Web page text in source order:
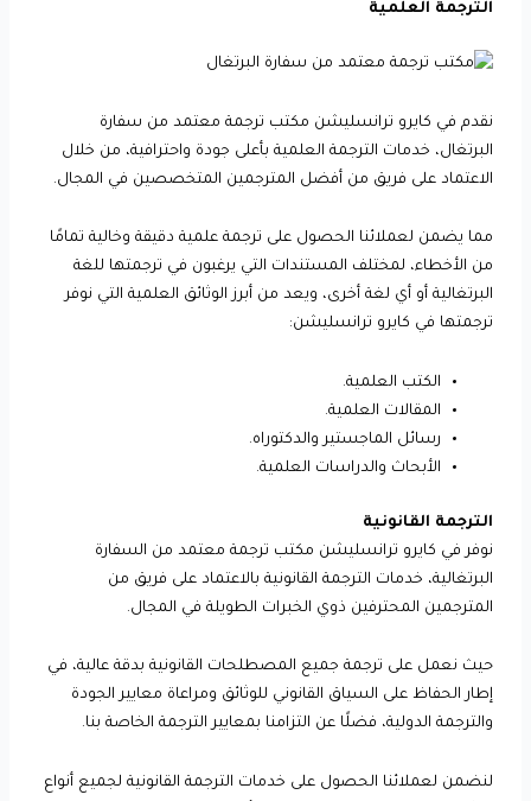
الترجمة العلمية
نقدم في كايرو ترانسليشن مكتب ترجمة معتمد من سفارة
البرتغال، خدمات الترجمة العلمية بأعلى جودة واحترافية، من خلال
الاعتماد على فريق من أفضل المترجمين المتخصصين في المجال.
مما يضمن لعملائنا الحصول على ترجمة علمية دقيقة وخالية تمامًا
من الأخطاء، لمختلف المستندات التي يرغبون في ترجمتها للغة
البرتغالية أو أي لغة أخرى، ويعد من أبرز الوثائق العلمية التي نوفر
ترجمتها في كايرو ترانسليشن:
الكتب العلمية.
المقالات العلمية.
رسائل الماجستير والدكتوراه.
الأبحاث والدراسات العلمية.
الترجمة القانونية
نوفر في كايرو ترانسليشن مكتب ترجمة معتمد من السفارة
البرتغالية، خدمات الترجمة القانونية بالاعتماد على فريق من
المترجمين المحترفين ذوي الخبرات الطويلة في المجال.
حيث نعمل على ترجمة جميع المصطلحات القانونية بدقة عالية، في
إطار الحفاظ على السياق القانوني للوثائق ومراعاة معايير الجودة
والترجمة الدولية، فضلًا عن التزامنا بمعايير الترجمة الخاصة بنا.
لنضمن لعملائنا الحصول على خدمات الترجمة القانونية لجميع أنواع